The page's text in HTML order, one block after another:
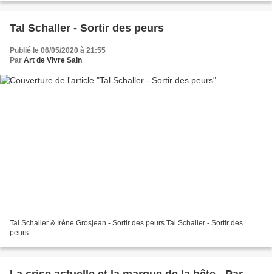
Tal Schaller - Sortir des peurs
Publié le 06/05/2020 à 21:55
Par Art de Vivre Sain
Tal Schaller & Irène Grosjean - Sortir des peurs Tal Schaller - Sortir des
peurs